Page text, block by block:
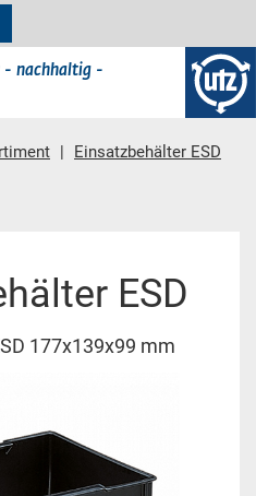
- nachhaltig -
Einsatzbehälter ESD
ESD
177x139x99 mm